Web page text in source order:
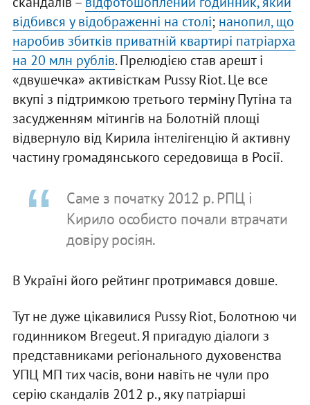
відбився у відображенні на столі; нанопил, що
наробив збитків приватній квартирі патріарха
на 20 млн рублів. Прелюдією став арешт і
«двушечка» активісткам Pussy Riot. Це все
вкупі з підтримкою третього терміну Путіна та
засудженням мітингів на Болотній площі
відвернуло від Кирила інтелігенцію й активну
частину громадянського середовища в Росії.
Саме з початку 2012 р. РПЦ і
Кирило особисто почали втрачати
довіру росіян.
В Україні його рейтинг протримався довше.
Тут не дуже цікавилися Pussy Riot, Болотною чи
годинником Bregeut. Я пригадую діалоги з
представниками регіонального духовенства
УПЦ МП тих часів, вони навіть не чули про
серію скандалів 2012 р., яку патріарші